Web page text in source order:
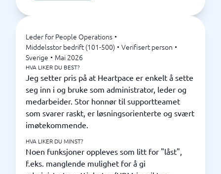
Leder for People Operations •
Middelsstor bedrift (101-500) • Verifisert person •
Sverige • Mai 2026
HVA LIKER DU BEST?
Jeg setter pris på at Heartpace er enkelt å sette
seg inn i og bruke som administrator, leder og
medarbeider. Stor honnør til supportteamet
som svarer raskt, er løsningsorienterte og svært
imøtekommende.
HVA LIKER DU MINST?
Noen funksjoner oppleves som litt for "låst",
f.eks. manglende mulighet for å gi